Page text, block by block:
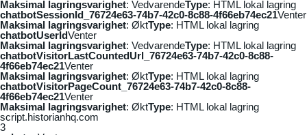
Maksimal lagringsvarighet: VedvarendeType: HTML lokal lagring
chatbotSessionId_76724e63-74b7-42c0-8c88-4f66eb74ec21Venter
Maksimal lagringsvarighet: ØktType: HTML lokal lagring
chatbotUserIdVenter
Maksimal lagringsvarighet: VedvarendeType: HTML lokal lagring
chatbotVisitorLastCountedUrl_76724e63-74b7-42c0-8c88-
4f66eb74ec21Venter
Maksimal lagringsvarighet: ØktType: HTML lokal lagring
chatbotVisitorPageCount_76724e63-74b7-42c0-8c88-
4f66eb74ec21Venter
Maksimal lagringsvarighet: ØktType: HTML lokal lagring
script.historianhq.com
3